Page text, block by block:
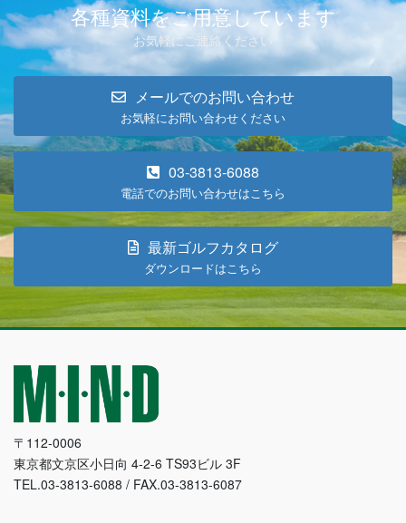
各種資料をご用意しています
お気軽にご連絡ください
メールでのお問い合わせ
お気軽にお問い合わせください
03-3813-6088
電話でのお問い合わせはこちら
最新ゴルフカタログ
ダウンロードはこちら
〒112-0006
東京都文京区小日向 4-2-6 TS93ビル 3F
TEL.03-3813-6088 / FAX.03-3813-6087